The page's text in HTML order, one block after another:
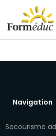
Navigation
Secourisme